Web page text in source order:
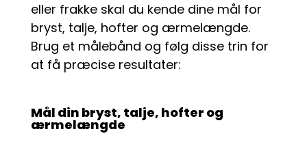
eller frakke skal du kende dine mål for
bryst, talje, hofter og ærmelængde.
Brug et målebånd og følg disse trin for
at få præcise resultater:
Mål din bryst, talje, hofter og
ærmelængde